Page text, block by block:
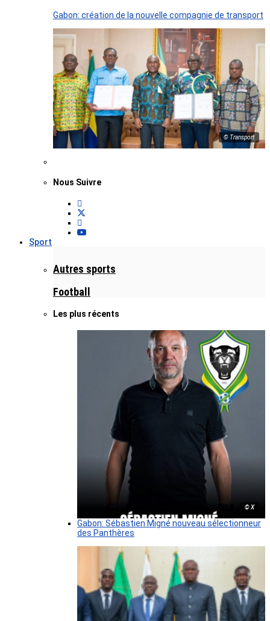
Gabon: création de la nouvelle compagnie de transport
© Transport
Nous Suivre
Sport
Autres sports
Football
Les plus récents
© X
Gabon: Sébastien Migné nouveau sélectionneur
des Panthères